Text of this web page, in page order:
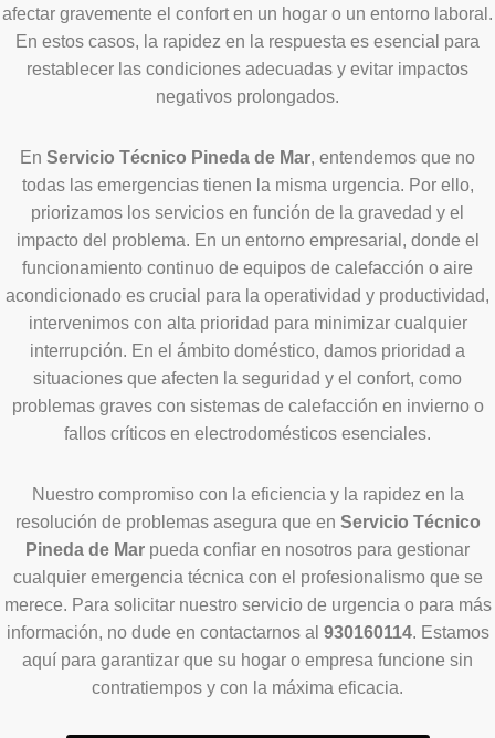
afectar gravemente el confort en un hogar o un entorno laboral.
En estos casos, la rapidez en la respuesta es esencial para
restablecer las condiciones adecuadas y evitar impactos
negativos prolongados.
En Servicio Técnico Pineda de Mar, entendemos que no
todas las emergencias tienen la misma urgencia. Por ello,
priorizamos los servicios en función de la gravedad y el
impacto del problema. En un entorno empresarial, donde el
funcionamiento continuo de equipos de calefacción o aire
acondicionado es crucial para la operatividad y productividad,
intervenimos con alta prioridad para minimizar cualquier
interrupción. En el ámbito doméstico, damos prioridad a
situaciones que afecten la seguridad y el confort, como
problemas graves con sistemas de calefacción en invierno o
fallos críticos en electrodomésticos esenciales.
Nuestro compromiso con la eficiencia y la rapidez en la
resolución de problemas asegura que en Servicio Técnico
Pineda de Mar pueda confiar en nosotros para gestionar
cualquier emergencia técnica con el profesionalismo que se
merece. Para solicitar nuestro servicio de urgencia o para más
información, no dude en contactarnos al 930160114. Estamos
aquí para garantizar que su hogar o empresa funcione sin
contratiempos y con la máxima eficacia.